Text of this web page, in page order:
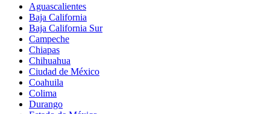
Aguascalientes
Baja California
Baja California Sur
Campeche
Chiapas
Chihuahua
Ciudad de México
Coahuila
Colima
Durango